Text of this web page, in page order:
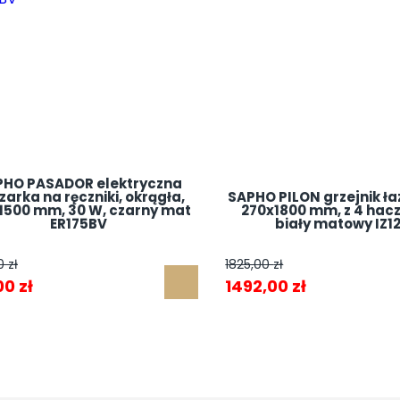
PASADOR elektryczna
na ręczniki, okrągła,
mm, 30 W, czarny mat
ER175BV
zł
złAktualna
SAPHO PILON grzejnik
270x1800 mm, z 4
biały matowy
1825,00zł
Pierwotna
1492,00 złAktualna